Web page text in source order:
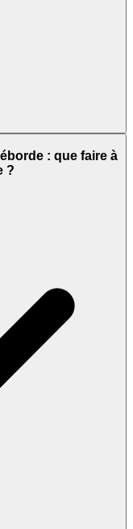
: que faire à
?